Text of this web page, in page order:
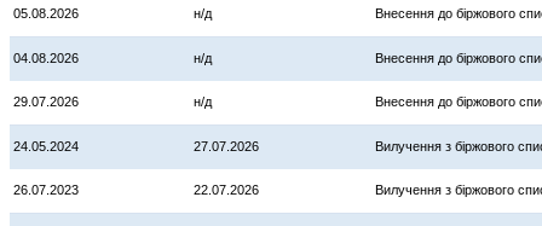
05.08.2026 н/д Внесення до біржового
04.08.2026 н/д Внесення до біржового
29.07.2026 н/д Внесення до біржового
24.05.2024 27.07.2026 Вилучення з біржового
26.07.2023 22.07.2026 Вилучення з біржового